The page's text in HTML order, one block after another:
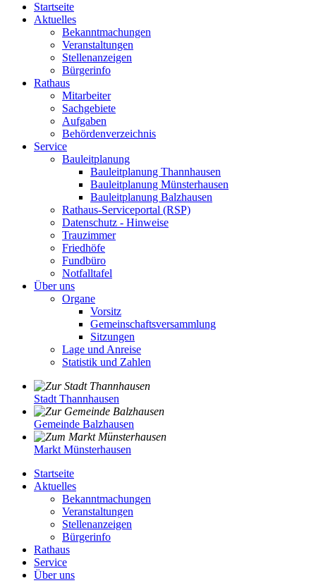
Startseite
Aktuelles
Bekanntmachungen
Veranstaltungen
Stellenanzeigen
Bürgerinfo
Rathaus
Mitarbeiter
Sachgebiete
Aufgaben
Behördenverzeichnis
Service
Bauleitplanung
Bauleitplanung Thannhausen
Bauleitplanung Münsterhausen
Bauleitplanung Balzhausen
Rathaus-Serviceportal (RSP)
Datenschutz - Hinweise
Trauzimmer
Friedhöfe
Fundbüro
Notfalltafel
Über uns
Organe
Vorsitz
Gemeinschaftsversammlung
Sitzungen
Lage und Anreise
Statistik und Zahlen
Stadt Thannhausen
Gemeinde Balzhausen
Markt Münsterhausen
Startseite
Aktuelles
Bekanntmachungen
Veranstaltungen
Stellenanzeigen
Bürgerinfo
Rathaus
Service
Über uns